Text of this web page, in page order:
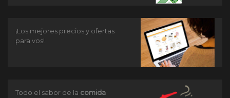
¡Los mejores precios y ofertas
para vos!
Todo el sabor de la comida